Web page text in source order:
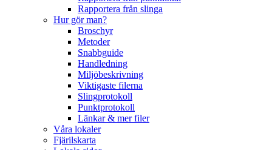
Rapportera från slinga
Hur gör man?
Broschyr
Metoder
Snabbguide
Handledning
Miljöbeskrivning
Viktigaste filerna
Slingprotokoll
Punktprotokoll
Länkar & mer filer
Våra lokaler
Fjärilskarta